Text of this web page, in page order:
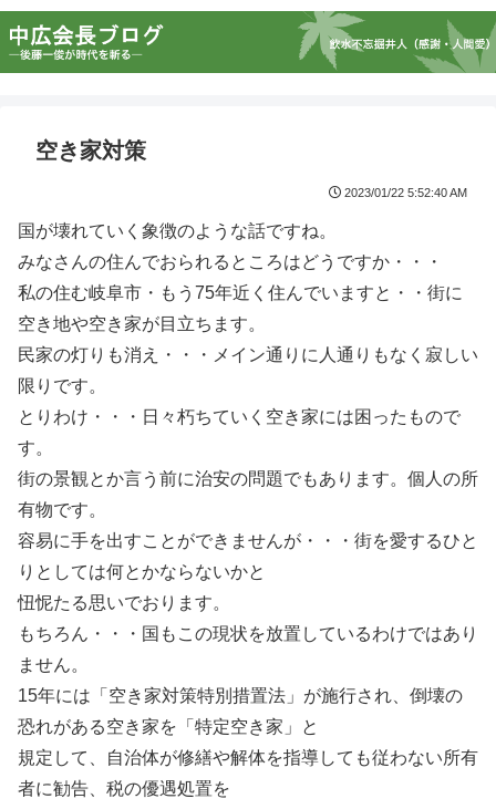
空き家対策
2023/01/22 5:52:40 AM
国が壊れていく象徴のような話ですね。
みなさんの住んでおられるところはどうですか・・・
私の住む岐阜市・もう75年近く住んでいますと・・街に
空き地や空き家が目立ちます。
民家の灯りも消え・・・メイン通りに人通りもなく寂しい
限りです。
とりわけ・・・日々朽ちていく空き家には困ったもので
す。
街の景観とか言う前に治安の問題でもあります。個人の所
有物です。
容易に手を出すことができませんが・・・街を愛するひと
りとしては何とかならないかと
忸怩たる思いでおります。
もちろん・・・国もこの現状を放置しているわけではあり
ません。
15年には「空き家対策特別措置法」が施行され、倒壊の
恐れがある空き家を「特定空き家」と
規定して、自治体が修繕や解体を指導しても従わない所有
者に勧告、税の優遇処置を